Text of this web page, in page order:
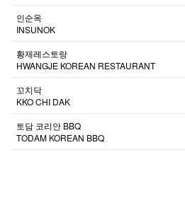
인순옥
INSUNOK
황제레스토랑
HWANGJE KOREAN RESTAURANT
꼬치닥
KKO CHI DAK
토담 코리안 BBQ
TODAM KOREAN BBQ